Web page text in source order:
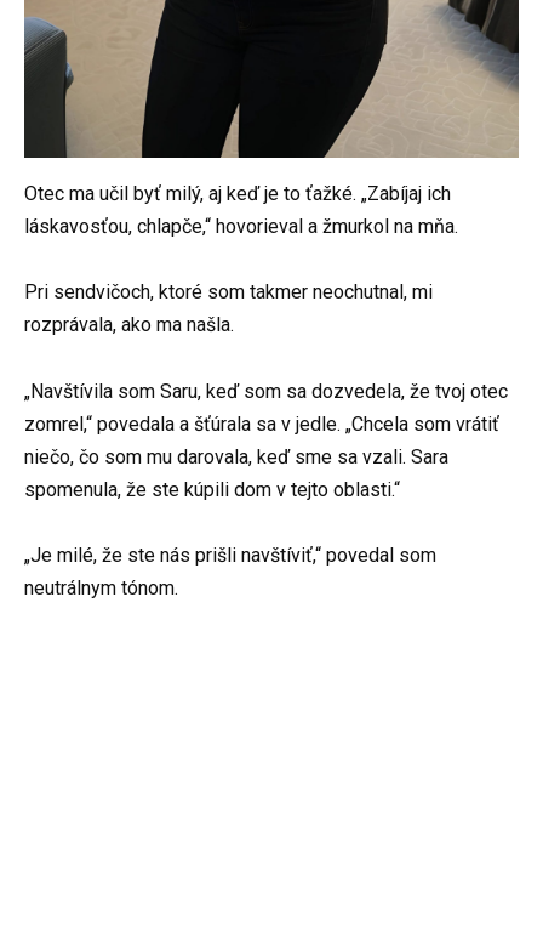
Otec ma učil byť milý, aj keď je to ťažké. „Zabíjaj ich
láskavosťou, chlapče,“ hovorieval a žmurkol na mňa.
Pri sendvičoch, ktoré som takmer neochutnal, mi
rozprávala, ako ma našla.
„Navštívila som Saru, keď som sa dozvedela, že tvoj otec
zomrel,“ povedala a šťúrala sa v jedle. „Chcela som vrátiť
niečo, čo som mu darovala, keď sme sa vzali. Sara
spomenula, že ste kúpili dom v tejto oblasti.“
„Je milé, že ste nás prišli navštíviť,“ povedal som
neutrálnym tónom.